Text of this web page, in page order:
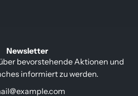
Newsletter
bevorstehende Aktionen und
informiert zu werden.